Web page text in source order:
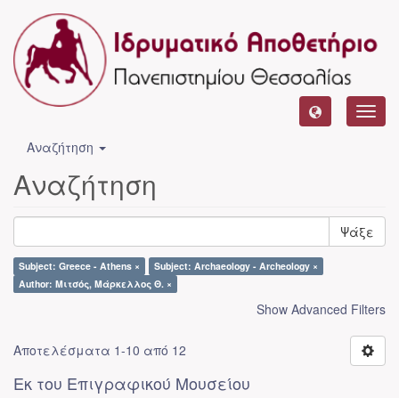
Αναζήτηση
Αναζήτηση
Ψάξε
Subject: Greece - Athens ×
Subject: Archaeology - Archeology ×
Author: Μιτσός, Μάρκελλος Θ. ×
Show Advanced Filters
Αποτελέσματα 1-10 από 12
Εκ του Επιγραφικού Μουσείου